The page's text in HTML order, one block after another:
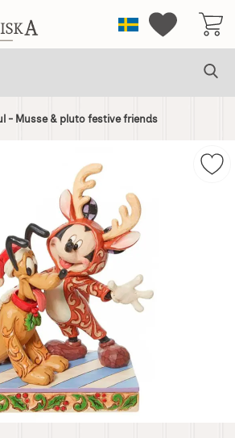
för NostalgiskaSverigeMina
- Musse & pluto festive friends